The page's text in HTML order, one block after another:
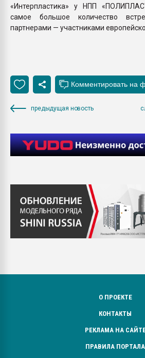
«Интерпластика» у НПП
самое большое количество
партнерами — участниками
предыдущая новость
О ПРОЕКТЕ
КОНТАКТЫ
РЕКЛАМА НА
ПРАВИЛА ПОРТАЛА